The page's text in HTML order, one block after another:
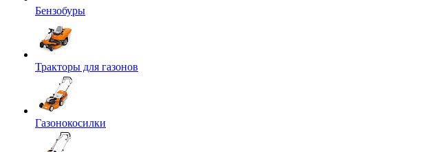
Бензобуры
Тракторы для газонов
Газонокосилки